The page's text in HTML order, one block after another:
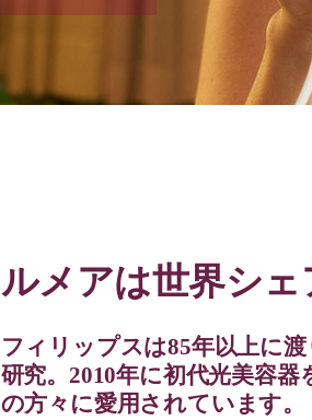
ルメアは世界シ
フィリップスは85年以上に
研究。2010年に初代光美容
の方々に愛用されています。